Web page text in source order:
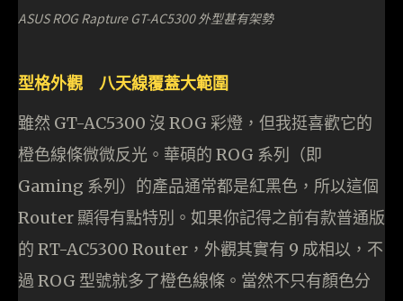
ASUS ROG Rapture GT-AC5300 外型甚有架勢
型格外觀 八天線覆蓋大範圍
雖然 GT-AC5300 沒 ROG 彩燈，但我挺喜歡它的
橙色線條微微反光。華碩的 ROG 系列（即
Gaming 系列）的產品通常都是紅黑色，所以這個
Router 顯得有點特別。如果你記得之前有款普通版
的 RT-AC5300 Router，外觀其實有 9 成相以，不
過 ROG 型號就多了橙色線條。當然不只有顏色分